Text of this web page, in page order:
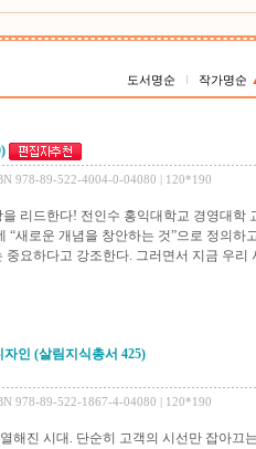
도서명순 작가명순
978-89-522-4004-0-04080 | 120*190
리드한다! 전인수 홍익대학교 경영대학
“새로운 개념을 창안하는 것”으로 정의하
요하다고 강조한다. 그러면서 지금 우리
인 (살림지식총서 425)
978-89-522-1867-4-04080 | 120*190
해진 시대. 단순히 고객의 시선만 잡아끄